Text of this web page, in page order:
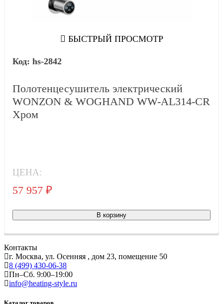
БЫСТРЫЙ ПРОСМОТР
hs-2842
Полотенцесушитель электрический
WONZON & WOGHAND WW-AL314-CR
Хром
ЦЕНА:
57 957 ₽
В корзину
Контакты
г. Москва, ул. Осенняя , дом 23, помещение 50
8 (499) 430-06-38
Пн–Сб. 9:00–19:00
info@heating-style.ru